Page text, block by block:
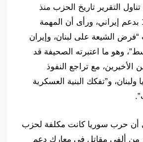
التقرير تاريخ الحزب منذ
تأسيسه في 1982 بدعم إيراني، ورأى أن المهمة
“فرض الشيعة على لبنان، وإيران
وهو ما اعتبرته الصحيفة قد
الأخيرين، مع تراجع النفوذ
ولبنان، و”تفكك البنية العسكرية
أن حرب سوريا كانت مكلفة لحزب
من ألفي مقاتل في معارك دعم